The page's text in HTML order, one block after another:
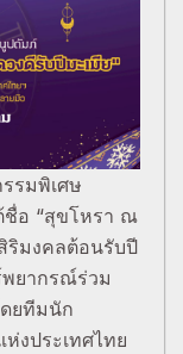
รมพิเศษ
ชื่อ “สุขโหรา ณ
ริมงคลต้อนรับปี
ยากรณ์ร่วม
ดยทีมนัก
งประเทศไทย